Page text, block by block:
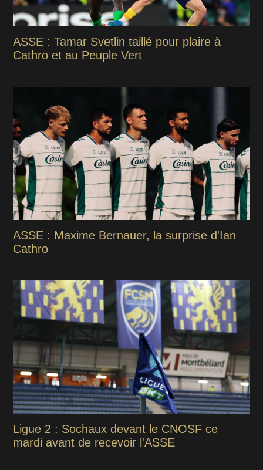
ASSE : Tamar Svetlin taillé pour plaire à
Cathro et au Peuple Vert
ASSE : Maxime Bernauer, la surprise d'Ian
Cathro
Ligue 2 : Sochaux devant le CNOSF ce
mardi avant de recevoir l'ASSE